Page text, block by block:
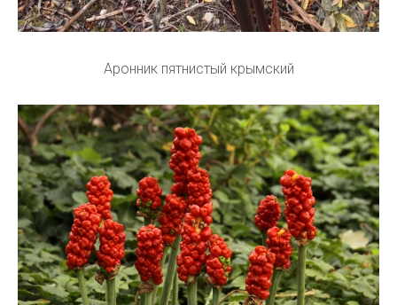
Аронник пятнистый крымский